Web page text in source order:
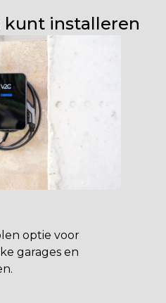
kunt installeren
optie voor
garages en